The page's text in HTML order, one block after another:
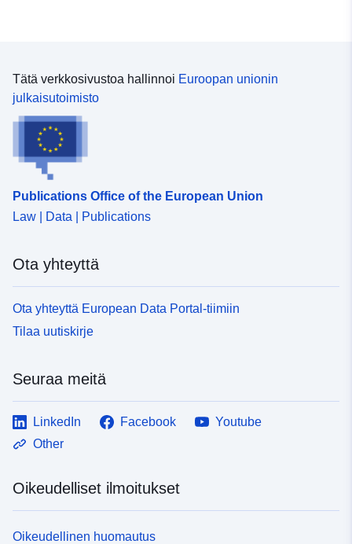
Tätä verkkosivustoa hallinnoi Euroopan unionin
julkaisutoimisto
Publications Office of the European Union
Law | Data | Publications
Ota yhteyttä
Ota yhteyttä European Data Portal-tiimiin
Tilaa uutiskirje
Seuraa meitä
LinkedIn Facebook
Youtube
Other
Oikeudelliset ilmoitukset
Oikeudellinen huomautus